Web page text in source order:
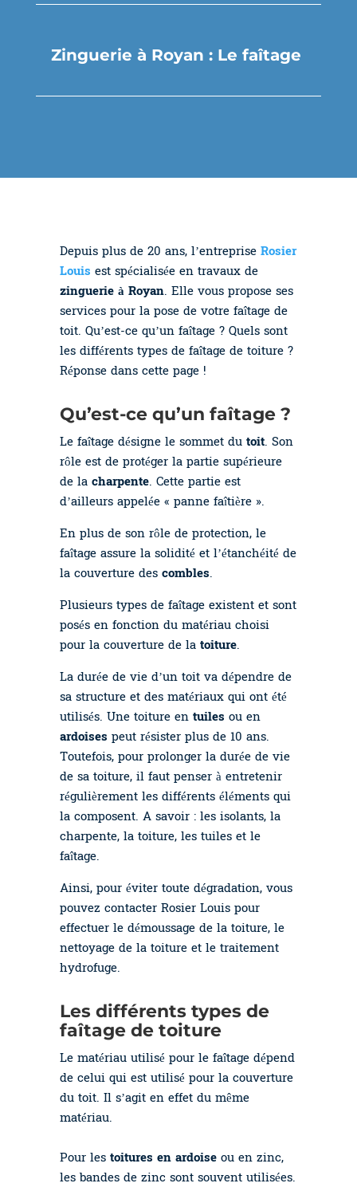
Zinguerie à Royan : Le faîtage
Depuis plus de 20 ans, l’entrepriseRosier
Louis est spécialisée en travaux de
zinguerie à Royan. Elle vous propose ses
services pour la pose de votre faîtage de
toit. Qu’est-ce qu’un faîtage ? Quels sont
les différents types de faîtage de toiture ?
Réponse dans cette page !
Qu’est-ce qu’un faîtage ?
Le faîtage désigne le sommet dutoit. Son
rôle est de protéger la partie supérieure
de lacharpente. Cette partie est
d’ailleurs appelée « panne faîtière ».
En plus de son rôle de protection, le
faîtage assure la solidité et l’étanchéité de
la couverture descombles.
Plusieurs types de faîtage existent et sont
posés en fonction du matériau choisi
pour la couverture de latoiture.
La durée de vie d’un toit va dépendre de
sa structure et des matériaux qui ont été
utilisés. Une toiture entuiles ou en
ardoises peut résister plus de 10 ans.
Toutefois, pour prolonger la durée de vie
de sa toiture, il faut penser à entretenir
régulièrement les différents éléments qui
la composent. A savoir : les isolants, la
charpente, la toiture, les tuiles et le
faîtage.
Ainsi, pour éviter toute dégradation, vous
pouvez contacter Rosier Louis pour
effectuer le démoussage de la toiture, le
nettoyage de la toiture et le traitement
hydrofuge.
Les différents types de
faîtage de toiture
Le matériau utilisé pour le faîtage dépend
de celui qui est utilisé pour la couverture
du toit. Il s’agit en effet du même
matériau.
Pour lestoitures en ardoiseou en zinc,
les bandes de zinc sont souvent utilisées.